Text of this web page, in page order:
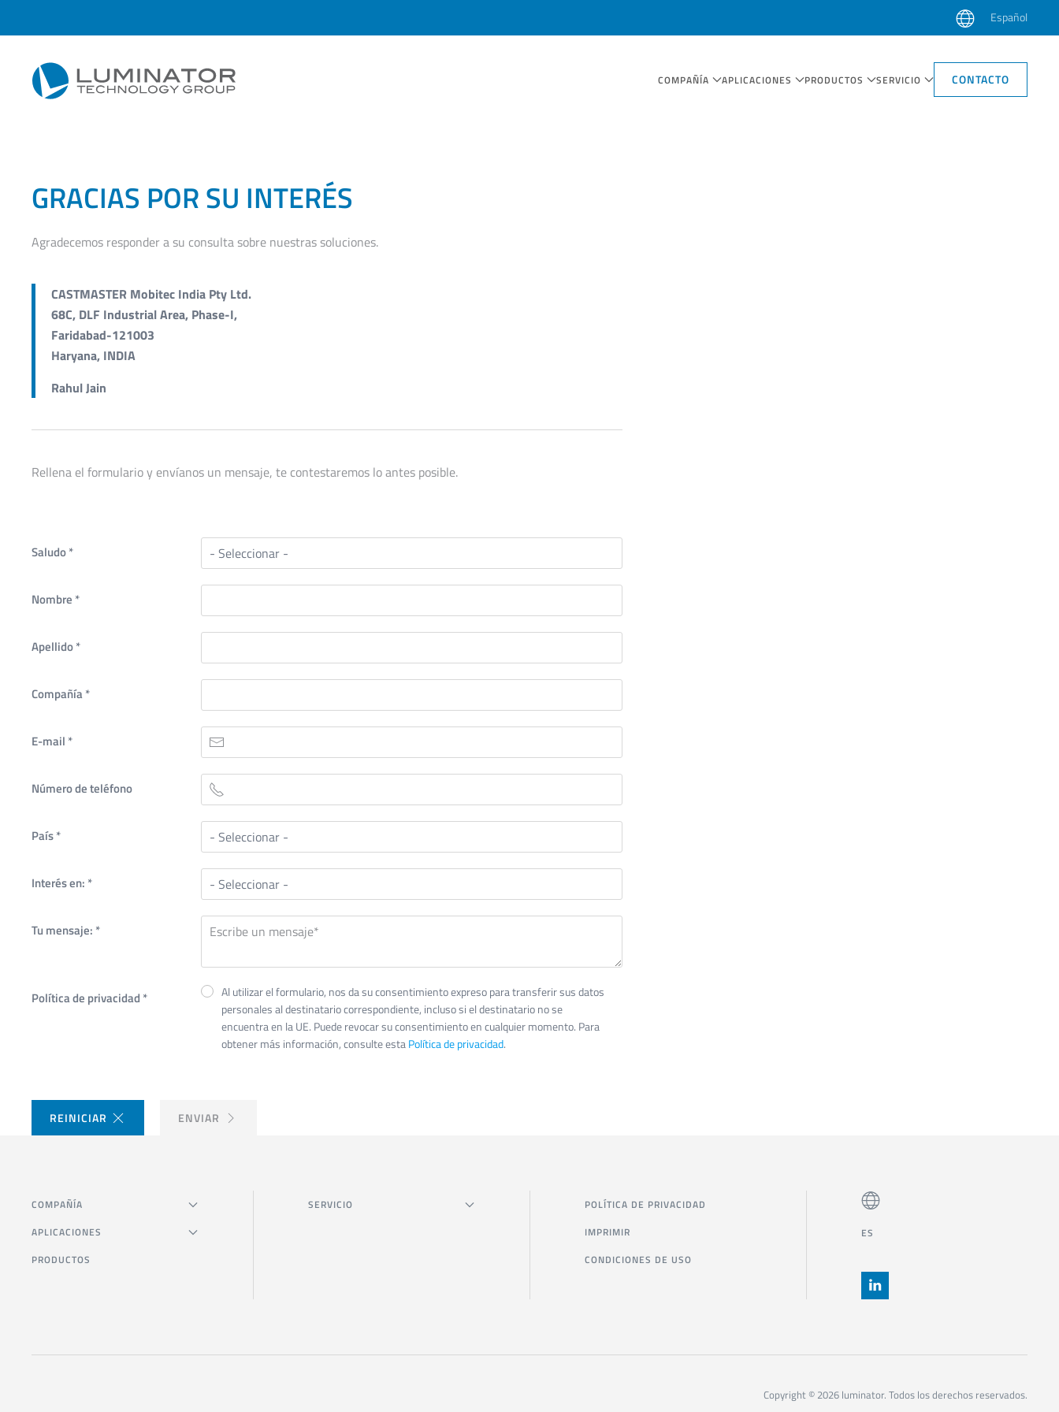
Skip to main content
Español
COMPAÑÍA APLICACIONES PRODUCTOS SERVICIO CONTACTO
GRACIAS POR SU INTERÉS
Agradecemos responder a su consulta sobre nuestras soluciones.
CASTMASTER Mobitec India Pty Ltd.
68C, DLF Industrial Area, Phase-I,
Faridabad-121003
Haryana, INDIA
Rahul Jain
Rellena el formulario y envíanos un mensaje, te contestaremos lo antes posible.
Saludo*
Nombre *
Apellido*
Compañía*
E-mail *
Número de teléfono
País*
Interés en: *
Tu mensaje: *
Política de privacidad *
Al utilizar el formulario, nos da su consentimiento expreso para transferir sus datos
personales al destinatario correspondiente, incluso si el destinatario no se
encuentra en la UE. Puede revocar su consentimiento en cualquier momento. Para
obtener más información, consulte estaPolítica de privacidad.
REINICIAR ENVIAR
COMPAÑÍA
APLICACIONES
PRODUCTOS
SERVICIO
POLÍTICA DE PRIVACIDAD
IMPRIMIR
CONDICIONES DE USO
ES
Copyright © 2026 luminator. Todos los derechos reservados.